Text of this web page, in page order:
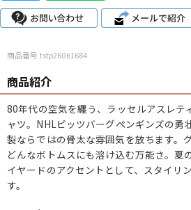
ジャケット
スウェット XS S M
長袖シャツ XS S M
半袖シャツ XS S M
商品番号 tstp26061684
商品紹介
80年代の空気を纏う、ラッセルアスレテ
ャツ。NHLピッツバーグペンギンズの勇
製ならではの骨太な雰囲気を放ちます。
どんなボトムスにも溶け込む万能さ。夏
イヤードのアクセントとして、スタイリ
す。